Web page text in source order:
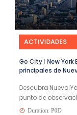
ACTIVIDADES
Go City | New
principales de
Descubra Nueva
punto de
Duration: P0D